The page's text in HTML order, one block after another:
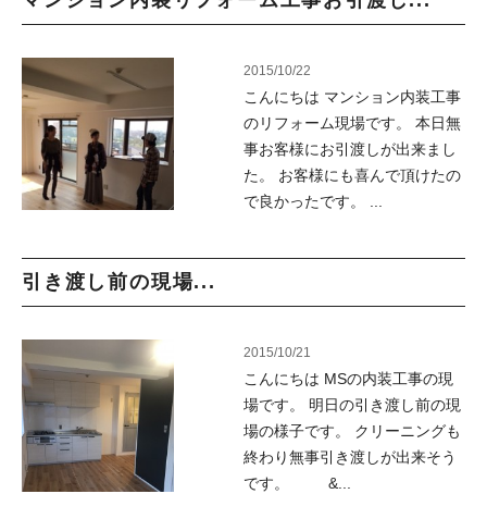
2015/10/22
こんにちは マンション内装工事
のリフォーム現場です。 本日無
事お客様にお引渡しが出来まし
た。 お客様にも喜んで頂けたの
で良かったです。 ...
引き渡し前の現場...
2015/10/21
こんにちは MSの内装工事の現
場です。 明日の引き渡し前の現
場の様子です。 クリーニングも
終わり無事引き渡しが出来そう
です。 &...